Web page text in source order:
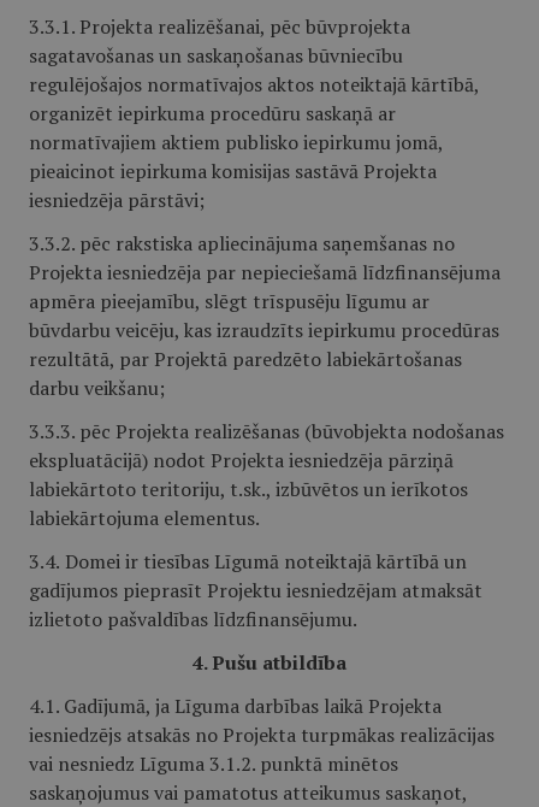
3.3.1. Projekta realizēšanai, pēc būvprojekta
sagatavošanas un saskaņošanas būvniecību
regulējošajos normatīvajos aktos noteiktajā kārtībā,
organizēt iepirkuma procedūru saskaņā ar
normatīvajiem aktiem publisko iepirkumu jomā,
pieaicinot iepirkuma komisijas sastāvā Projekta
iesniedzēja pārstāvi;
3.3.2. pēc rakstiska apliecinājuma saņemšanas no
Projekta iesniedzēja par nepieciešamā līdzfinansējuma
apmēra pieejamību, slēgt trīspusēju līgumu ar
būvdarbu veicēju, kas izraudzīts iepirkumu procedūras
rezultātā, par Projektā paredzēto labiekārtošanas
darbu veikšanu;
3.3.3. pēc Projekta realizēšanas (būvobjekta nodošanas
ekspluatācijā) nodot Projekta iesniedzēja pārziņā
labiekārtoto teritoriju, t.sk., izbūvētos un ierīkotos
labiekārtojuma elementus.
3.4. Domei ir tiesības Līgumā noteiktajā kārtībā un
gadījumos pieprasīt Projektu iesniedzējam atmaksāt
izlietoto pašvaldības līdzfinansējumu.
4. Pušu atbildība
4.1. Gadījumā, ja Līguma darbības laikā Projekta
iesniedzējs atsakās no Projekta turpmākas realizācijas
vai nesniedz Līguma 3.1.2. punktā minētos
saskaņojumus vai pamatotus atteikumus saskaņot,